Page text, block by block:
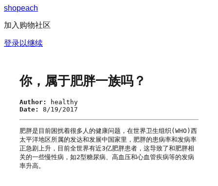
shopeach
加入购物社区
登录以继续
你，属于肥胖一族吗？
Author:
healthy
Date:
8/19/2017
肥胖是目前困扰着很多人的健康问题，在世界卫生组织(WHO)西
太平洋地区所属的发达和发展中国家里，肥胖的患病率和发病率
正急剧上升，目前全世界有近3亿肥胖患者，这导致了和肥胖相
关的一些慢性病，如2型糖尿病、高血压和心血管疾病等的发病
率升高。